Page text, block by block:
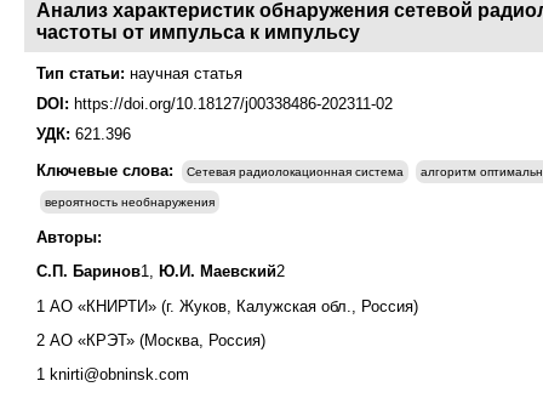
Анализ характеристик обнаружения сетевой
частоты от импульса к импульсу
Тип статьи: научная статья
DOI: https://doi.org/10.18127/j00338486-202311-02
УДК: 621.396
Ключевые слова:
Сетевая радиолокационная система алгоритм
вероятность необнаружения
Авторы:
С.П. Баринов1, Ю.И. Маевский2
1 АО «КНИРТИ» (г. Жуков, Калужская обл., Россия)
2 АО «КРЭТ» (Москва, Россия)
1 knirti@obninsk.com